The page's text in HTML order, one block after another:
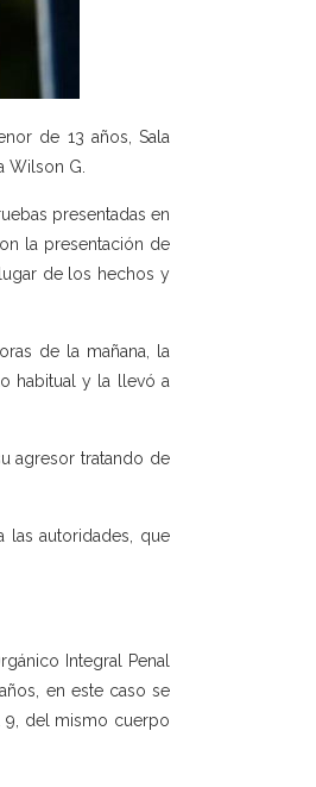
de 13 años, Sala
Wilson G.
presentadas en
la presentación de
de los hechos y
de la mañana, la
habitual y la llevó a
agresor tratando de
las autoridades, que
Integral Penal
en este caso se
9, del mismo cuerpo